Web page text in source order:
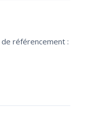
référencement :